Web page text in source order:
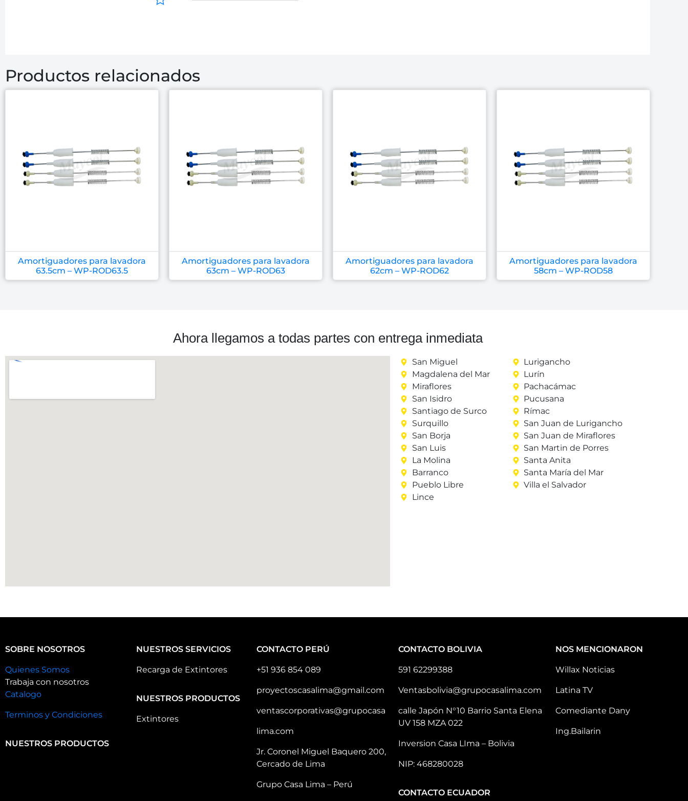
Productos relacionados
Amortiguadores para lavadora
63.5cm – WP-ROD63.5
Amortiguadores para lavadora
63cm – WP-ROD63
Amortiguadores para lavadora
62cm – WP-ROD62
Amortiguadores para lavadora
58cm – WP-ROD58
Ahora llegamos a todas partes con entrega inmediata
San Miguel
Magdalena del Mar
Miraflores
San Isidro
Santiago de Surco
Surquillo
San Borja
San Luis
La Molina
Barranco
Pueblo Libre
Lince
Lurigancho
Lurín
Pachacámac
Pucusana
Rímac
San Juan de Lurigancho
San Juan de Miraflores
San Martin de Porres
Santa Anita
Santa María del Mar
Villa el Salvador
SOBRE NOSOTROS
Quienes Somos
Trabaja con nosotros
Catalogo
Terminos y Condiciones
NUESTROS PRODUCTOS
NUESTROS SERVICIOS
Recarga de Extintores
NUESTROS PRODUCTOS
Extintores
CONTACTO PERÚ
+51 936 854 089
proyectoscasalima@gmail.com
ventascorporativas@grupocasa
lima.com
Jr. Coronel Miguel Baquero 200,
Cercado de Lima
Grupo Casa Lima – Perú
CONTACTO BOLIVIA
591 62299388
Ventasbolivia@grupocasalima.com
calle Japón N°10 Barrio Santa Elena
UV 158 MZA 022
Inversion Casa LIma – Bolivia
NIP: 468280028
CONTACTO ECUADOR
NOS MENCIONARON
Willax Noticias
Latina TV
Comediante Dany
Ing.Bailarin